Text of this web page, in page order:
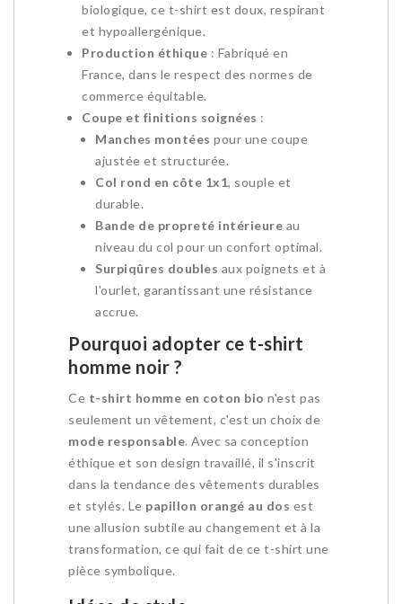
biologique, ce t-shirt est doux, respirant
et hypoallergénique.
Production éthique : Fabriqué en
France, dans le respect des normes de
commerce équitable.
Coupe et finitions soignées :
Manches montées pour une coupe
ajustée et structurée.
Col rond en côte 1x1, souple et
durable.
Bande de propreté intérieure au
niveau du col pour un confort optimal.
Surpiqûres doubles aux poignets et à
l'ourlet, garantissant une résistance
accrue.
Pourquoi adopter ce t-shirt
homme noir ?
Ce t-shirt homme en coton bio n'est pas
seulement un vêtement, c'est un choix de
mode responsable. Avec sa conception
éthique et son design travaillé, il s'inscrit
dans la tendance des vêtements durables
et stylés. Le papillon orangé au dos est
une allusion subtile au changement et à la
transformation, ce qui fait de ce t-shirt une
pièce symbolique.